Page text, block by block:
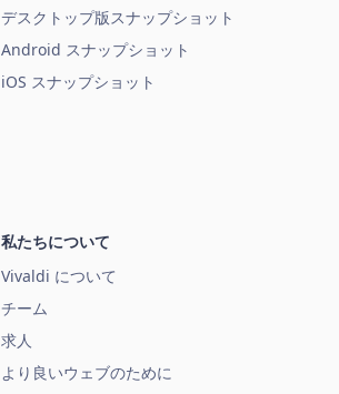
デスクトップ版スナップショット
Android スナップショット
iOS スナップショット
私たちについて
Vivaldi について
チーム
求人
より良いウェブのために